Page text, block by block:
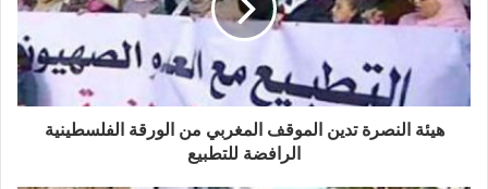
هيئة النصرة تدين الموقف المغربي من الورقة الفلسطينية
الرافضة للتطبيع